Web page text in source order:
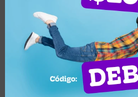
cambio
Descripción